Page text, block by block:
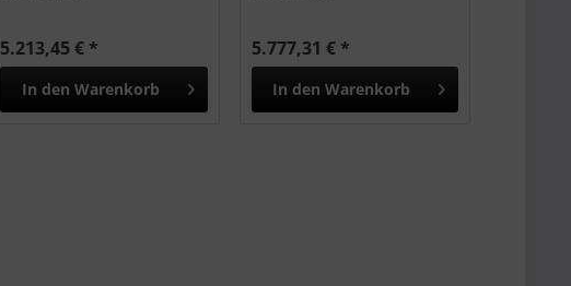
5.213,45 € *
In den Warenkorb
5.777,31 € *
In den Warenkorb